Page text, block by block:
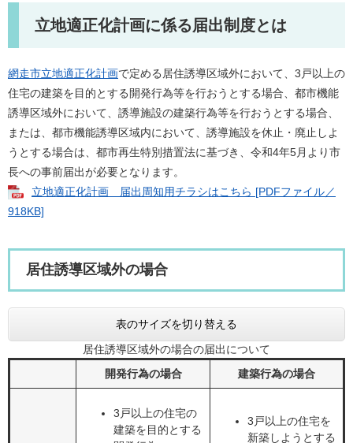
立地適正化計画に係る届出制度とは
網走市立地適正化計画で定める居住誘導区域外において、3戸以上の
住宅の建築を目的とする開発行為等を行おうとする場合、都市機能
誘導区域外において、誘導施設の建築行為等を行おうとする場合、
または、都市機能誘導区域内において、誘導施設を休止・廃止しよ
うとする場合は、都市再生特別措置法に基づき、令和4年5月より市
長への事前届出が必要となります。
立地適正化計画 届出周知用チラシはこちら [PDFファイル／
918KB]
居住誘導区域外の場合
表のサイズを切り替える
居住誘導区域外の場合の届出について
開発行為の場合
建築行為の場合
3戸以上の住宅の
建築を目的とする
3戸以上の住宅を
新築しようとする